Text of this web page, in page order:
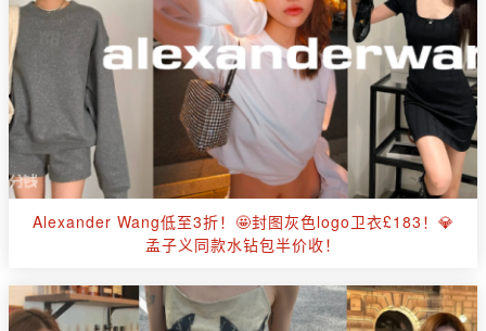
Alexander Wang低至3折！🤩封图灰色logo卫衣£183！💎
孟子义同款水钻包半价收！